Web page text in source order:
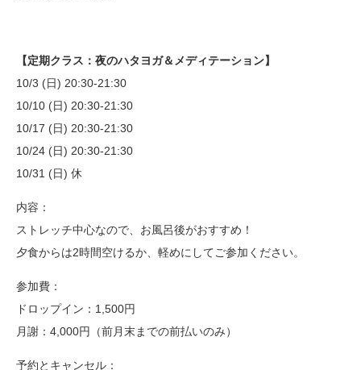
【定期クラス：夜のハタヨガ＆メディテーション】
10/3 (日) 20:30-21:30
10/10 (日) 20:30-21:30
10/17 (日) 20:30-21:30
10/24 (日) 20:30-21:30
10/31 (日) 休
内容：
ストレッチ中心なので、お風呂後がおすすめ！
夕食からは2時間空けるか、軽めにしてご参加ください。
参加費：
ドロップイン：1,500円
月謝：4,000円（前月末までの前払いのみ）
予約とキャンセル：